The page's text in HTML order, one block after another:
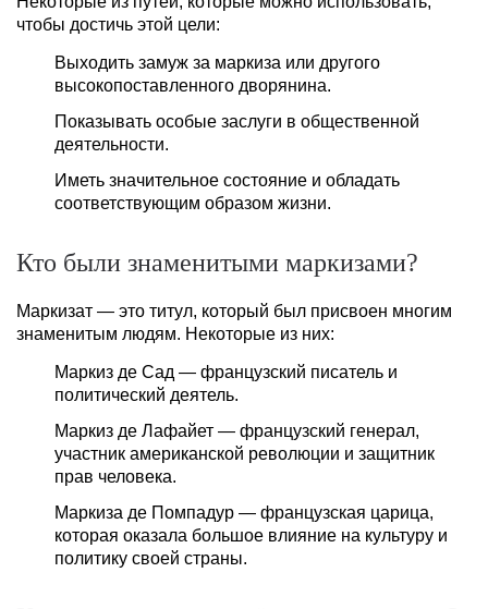
чтобы достичь этой цели:
Выходить замуж за маркиза или другого
высокопоставленного дворянина.
Показывать особые заслуги в общественной
деятельности.
Иметь значительное состояние и обладать
соответствующим образом жизни.
Кто были знаменитыми маркизами?
Маркизат — это титул, который был присвоен многим
знаменитым людям. Некоторые из них:
Маркиз де Сад — французский писатель и
политический деятель.
Маркиз де Лафайет — французский генерал,
участник американской революции и защитник
прав человека.
Маркиза де Помпадур — французская царица,
которая оказала большое влияние на культуру и
политику своей страны.